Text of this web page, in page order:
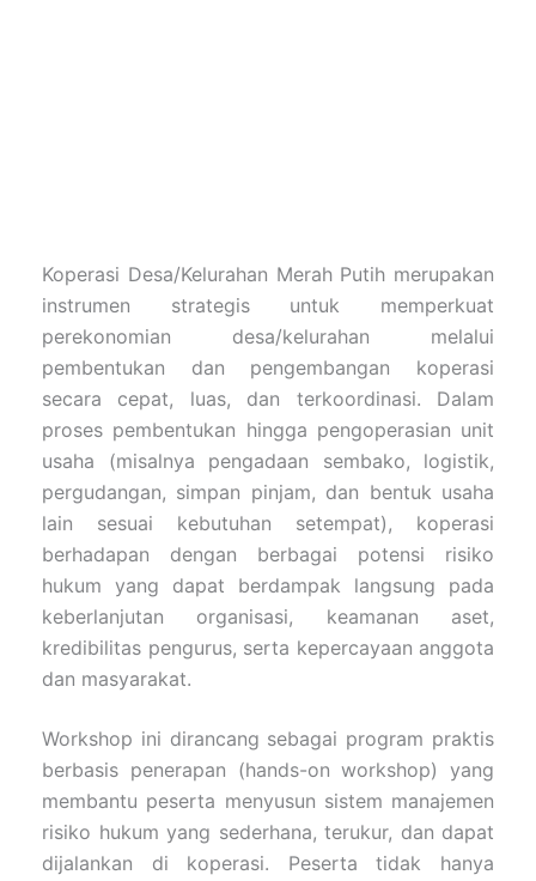
Koperasi Desa/Kelurahan Merah Putih merupakan
instrumen strategis untuk memperkuat
perekonomian desa/kelurahan melalui
pembentukan dan pengembangan koperasi
secara cepat, luas, dan terkoordinasi. Dalam
proses pembentukan hingga pengoperasian unit
usaha (misalnya pengadaan sembako, logistik,
pergudangan, simpan pinjam, dan bentuk usaha
lain sesuai kebutuhan setempat), koperasi
berhadapan dengan berbagai potensi risiko
hukum yang dapat berdampak langsung pada
keberlanjutan organisasi, keamanan aset,
kredibilitas pengurus, serta kepercayaan anggota
dan masyarakat.
Workshop ini dirancang sebagai program praktis
berbasis penerapan (hands-on workshop) yang
membantu peserta menyusun sistem manajemen
risiko hukum yang sederhana, terukur, dan dapat
dijalankan di koperasi. Peserta tidak hanya